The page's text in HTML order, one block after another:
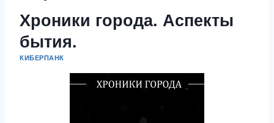
Хроники города. Аспекты
бытия.
КИБЕРПАНК